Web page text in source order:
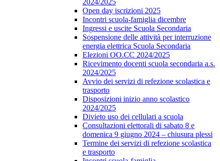
2024/2025
Open day iscrizioni 2025
Incontri scuola-famiglia dicembre
Ingressi e uscite Scuola Secondaria
Sospensione delle attività per interruzione
energia elettrica Scuola Secondaria
Elezioni OO.CC 2024/2025
Ricevimento docenti scuola secondaria a.s.
2024/2025
Avvio dei servizi di refezione scolastica e
trasporto
Disposizioni inizio anno scolastico
2024/2025
Divieto uso dei cellulari a scuola
Consultazioni elettorali di sabato 8 e
domenica 9 giugno 2024 – chiusura plessi
Termine dei servizi di refezione scolastica
e trasporto